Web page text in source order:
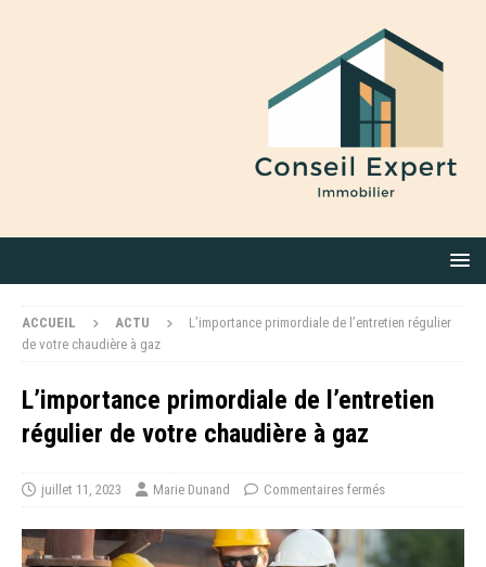
ACCUEIL ACTU
L’importance primordiale de l’entretien régulier
de votre chaudière à gaz
L’importance primordiale de l’entretien
régulier de votre chaudière à gaz
juillet 11, 2023 Marie Dunand Commentaires fermés